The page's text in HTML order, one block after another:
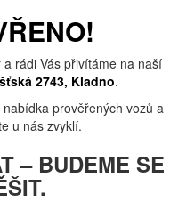
rádi Vás přivítáme na naší
2743, Kladno.
prověřených vozů a
u nás zvyklí.
– BUDEME SE